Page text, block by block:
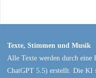
Texte, Stimmen und Musik
Alle Texte werden durch
ChatGPT 5.5) erstellt. Die KI